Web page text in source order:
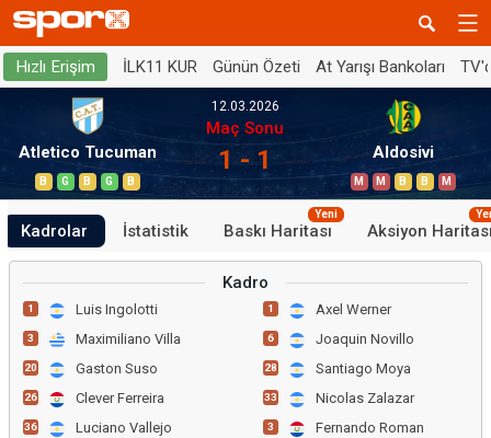
Hızlı Erişim İLK11 KUR Günün Özeti At Yarışı Bankoları
Atletico Tucuman
B G B G B
12.03.2026
Maç Sonu
1 - 1 Aldosivi
M M B B M
Kadrolar İstatistik Baskı Haritası
Yeni
Aksiyon
Kadro
1 Luis Ingolotti
3 Maximiliano Villa
20 Gaston Suso
26 Clever Ferreira
36 Luciano Vallejo
1 Axel Werner
6 Joaquin Novillo
28 Santiago Moya
33 Nicolas Zalazar
3 Fernando Roman